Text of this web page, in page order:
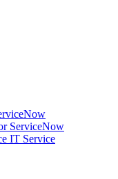
ServiceNow
IT Service